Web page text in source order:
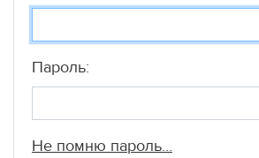
Пароль:
Не помню пароль...